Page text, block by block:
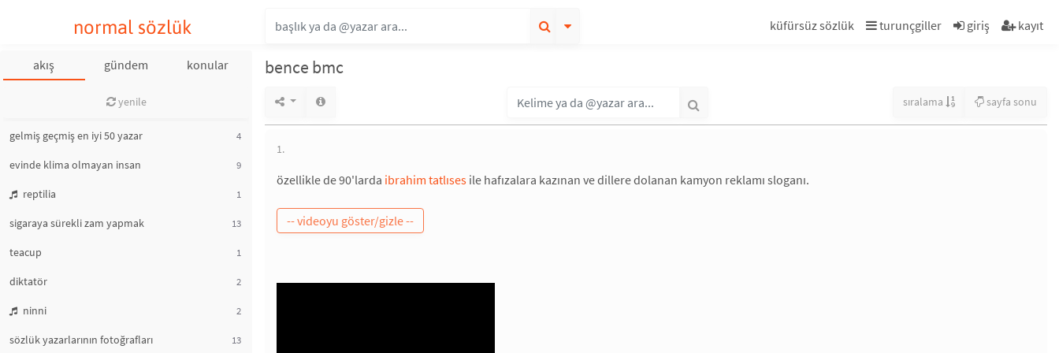
normal sözlük küfürsüz sözlük turunçgiller giriş kayıt
akış gündem konular
yenile
gelmiş geçmiş en iyi 50 yazar 4
evinde klima olmayan insan 9
reptilia 1
sigaraya sürekli zam yapmak 13
teacup 1
diktatör 2
ninni 2
sözlük yazarlarının fotoğrafları 13
bence bmc
sıralama sayfa sonu
1.
özellikle de 90'larda ibrahim tatlıses ile hafızalara kazınan ve dillere dolanan kamyon reklamı sloganı.